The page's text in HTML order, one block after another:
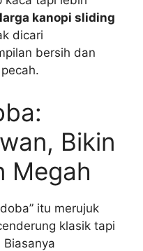
kanopi sliding
dicari
bersih dan
Bikin
Megah
itu merujuk
klasik tapi